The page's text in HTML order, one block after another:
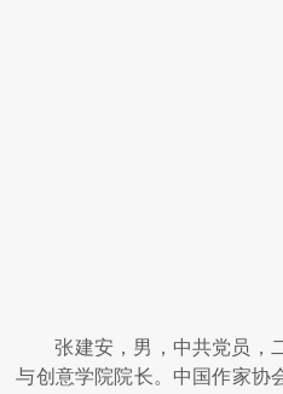
张建安，男，中共党员，
与创意学院院长。中国作家协